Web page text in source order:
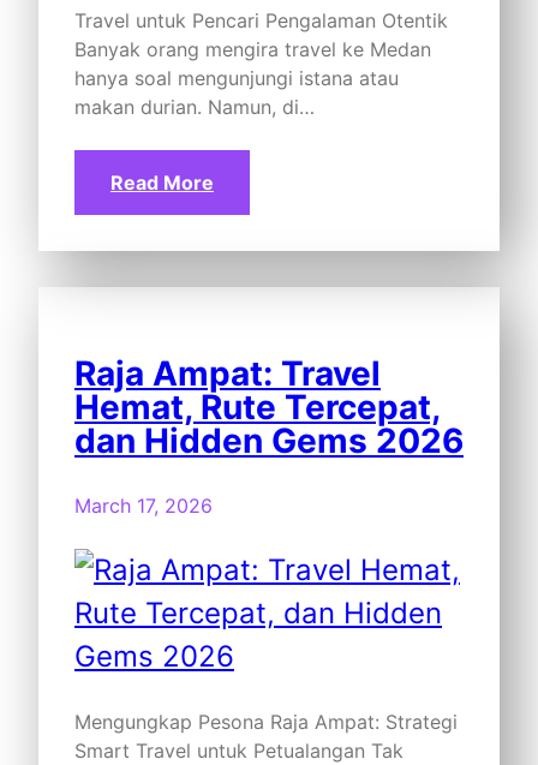
Travel untuk Pencari Pengalaman Otentik
Banyak orang mengira travel ke Medan
hanya soal mengunjungi istana atau
makan durian. Namun, di…
Read More
Raja Ampat: Travel
Hemat, Rute Tercepat,
dan Hidden Gems 2026
March 17, 2026
Mengungkap Pesona Raja Ampat: Strategi
Smart Travel untuk Petualangan Tak